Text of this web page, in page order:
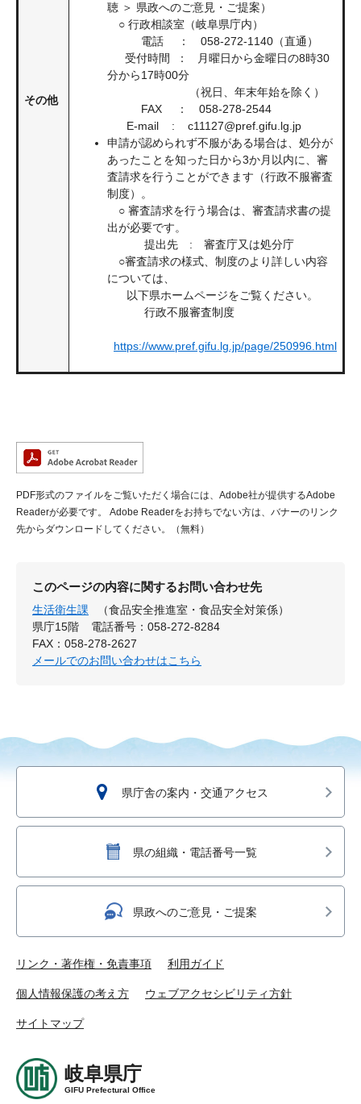
その他
聴 ＞ 県政へのご意見・ご提案）
○ 行政相談室（岐阜県庁内）
電話 ： 058-272-1140（直通）
受付時間 ： 月曜日から金曜日の8時30
分から17時00分
（祝日、年末年始を除く）
FAX ： 058-278-2544
E-mail : c11127@pref.gifu.lg.jp
申請が認められず不服がある場合は、処分が
あったことを知った日から3か月以内に、審
査請求を行うことができます（行政不服審査
制度）。
○ 審査請求を行う場合は、審査請求書の提
出が必要です。
提出先 : 審査庁又は処分庁
○審査請求の様式、制度のより詳しい内容
については、
以下県ホームページをご覧ください。
行政不服審査制度
https://www.pref.gifu.lg.jp/page/250996.html
PDF形式のファイルをご覧いただく場合には、Adobe社が提供するAdobe
Readerが必要です。
Adobe Readerをお持ちでない方は、バナーのリンク
先からダウンロードしてください。（無料）
このページの内容に関するお問い合わせ先
生活衛生課
（食品安全推進室・食品安全対策係）
県庁15階
電話番号：058-272-8284
FAX：058-278-2627
メールでのお問い合わせはこちら
県庁舎の案内・交通アクセス
県の組織・電話番号一覧
県政へのご意見・ご提案
リンク・著作権・免責事項 利用ガイド
個人情報保護の考え方 ウェブアクセシビリティ方針
サイトマップ
岐阜県庁
GIFU Prefectural Office